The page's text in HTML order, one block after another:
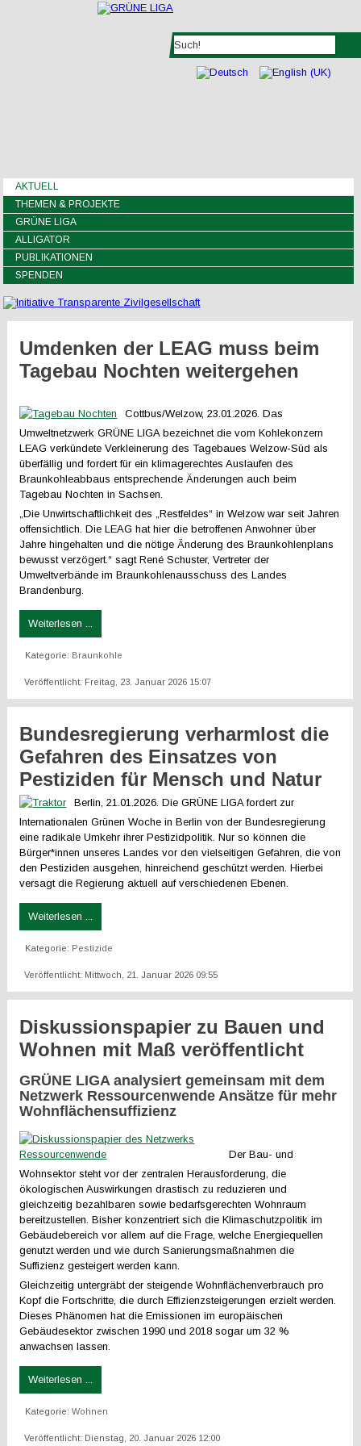
AKTUELL
THEMEN & PROJEKTE
GRÜNE LIGA
ALLIGATOR
PUBLIKATIONEN
SPENDEN
Umdenken der LEAG muss beim
Tagebau Nochten weitergehen
Cottbus/Welzow, 23.01.2026. Das
Umweltnetzwerk GRÜNE LIGA bezeichnet die vom Kohlekonzern
LEAG verkündete Verkleinerung des Tagebaues Welzow-Süd als
überfällig und fordert für ein klimagerechtes Auslaufen des
Braunkohleabbaus entsprechende Änderungen auch beim
Tagebau Nochten in Sachsen.
„Die Unwirtschaftlichkeit des „Restfeldes“ in Welzow war seit Jahren
offensichtlich. Die LEAG hat hier die betroffenen Anwohner über
Jahre hingehalten und die nötige Änderung des Braunkohlenplans
bewusst verzögert.“ sagt René Schuster, Vertreter der
Umweltverbände im Braunkohlenausschuss des Landes
Brandenburg.
Weiterlesen ...
Kategorie: Braunkohle
Veröffentlicht: Freitag, 23. Januar 2026 15:07
Bundesregierung verharmlost die
Gefahren des Einsatzes von
Pestiziden für Mensch und Natur
Berlin, 21.01.2026. Die GRÜNE LIGA fordert zur
Internationalen Grünen Woche in Berlin von der Bundesregierung
eine radikale Umkehr ihrer Pestizidpolitik. Nur so können die
Bürger*innen unseres Landes vor den vielseitigen Gefahren, die von
den Pestiziden ausgehen, hinreichend geschützt werden. Hierbei
versagt die Regierung aktuell auf verschiedenen Ebenen.
Weiterlesen ...
Kategorie: Pestizide
Veröffentlicht: Mittwoch, 21. Januar 2026 09:55
Diskussionspapier zu Bauen und
Wohnen mit Maß veröffentlicht
GRÜNE LIGA analysiert gemeinsam mit dem
Netzwerk Ressourcenwende Ansätze für mehr
Wohnflächensuffizienz
Der Bau- und
Wohnsektor steht vor der zentralen Herausforderung, die
ökologischen Auswirkungen drastisch zu reduzieren und
gleichzeitig bezahlbaren sowie bedarfsgerechten Wohnraum
bereitzustellen. Bisher konzentriert sich die Klimaschutzpolitik im
Gebäudebereich vor allem auf die Frage, welche Energiequellen
genutzt werden und wie durch Sanierungsmaßnahmen die
Suffizienz gesteigert werden kann.
Gleichzeitig untergräbt der steigende Wohnflächenverbrauch pro
Kopf die Fortschritte, die durch Effizienzsteigerungen erzielt werden.
Dieses Phänomen hat die Emissionen im europäischen
Gebäudesektor zwischen 1990 und 2018 sogar um 32 %
anwachsen lassen.
Weiterlesen ...
Kategorie:Wohnen
Veröffentlicht: Dienstag, 20. Januar 2026 12:00